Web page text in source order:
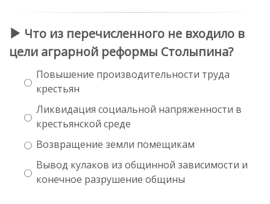
Что из перечисленного не входило в
цели аграрной реформы Столыпина?
Повышение производительности труда
крестьян
Ликвидация социальной напряженности в
крестьянской среде
Возвращение земли помещикам
Вывод кулаков из общинной зависимости и
конечное разрушение общины